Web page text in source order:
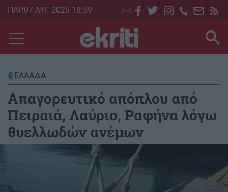
Skip
main
content
ΠΑΡ.07 ΑΥΓ 2026 18:59
ΕΛΛΑΔΑ
Απαγορευτικό απόπλου από
Πειραιά, Λαύριο, Ραφήνα λόγω
θυελλωδών ανέμων